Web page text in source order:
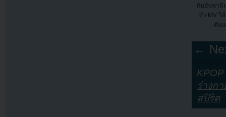
กับฮันซามิ
ทำ MV ใ
คัม
←
ร่างกา
สปิริต